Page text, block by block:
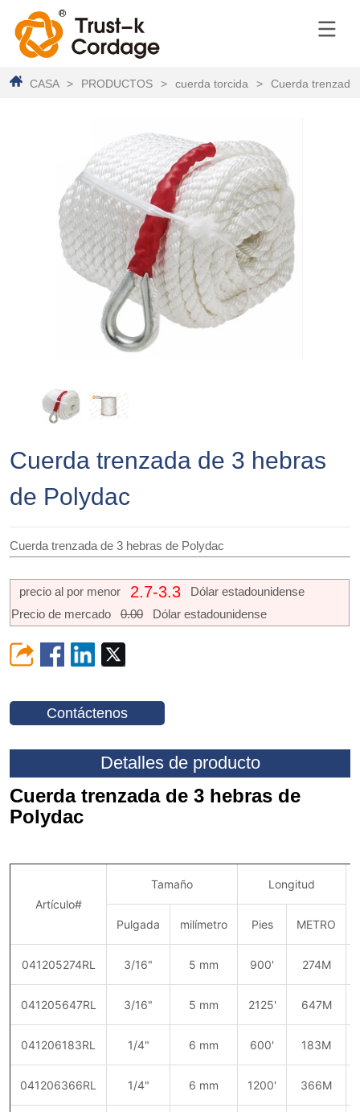
CASA > PRODUCTOS > cuerda torcida > Cuerda
Cuerda trenzada de 3 hebras
de Polydac
Cuerda trenzada de 3 hebras de Polydac
precio al por menor 2.7-3.3
Dólar estadounidense
Precio de mercado
0.00 Dólar estadounidense
Contáctenos
Detalles de producto